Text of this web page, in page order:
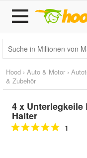
Hood › Auto & Motor ›
& Zubehör
4 x Unterlegkeile
Halter
1